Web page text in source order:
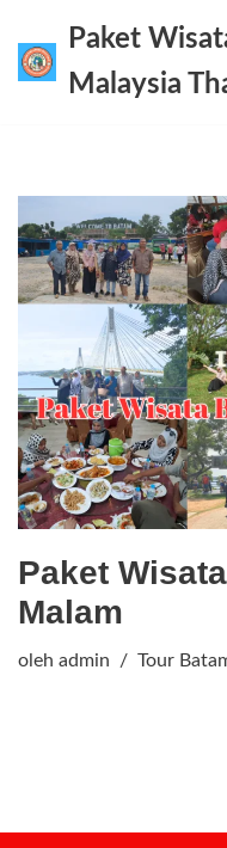
Lompat
Paket
Malaysia
Paket
Malam
oleh admin Tour